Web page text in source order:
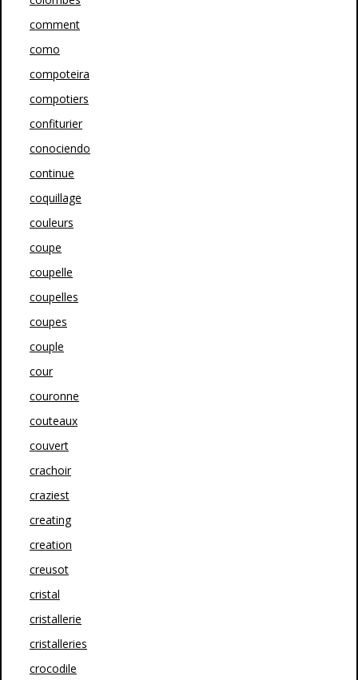
comment
como
compoteira
compotiers
confiturier
conociendo
continue
coquillage
couleurs
coupe
coupelle
coupelles
coupes
couple
cour
couronne
couteaux
couvert
crachoir
craziest
creating
creation
creusot
cristal
cristallerie
cristalleries
crocodile